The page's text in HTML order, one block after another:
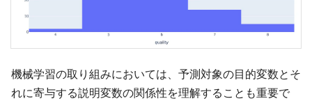
機械学習の取り組みにおいては、予測対象の目的変数とそ
れに寄与する説明変数の関係性を理解することも重要で